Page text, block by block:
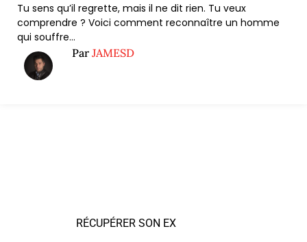
Tu sens qu’il regrette, mais il ne dit rien. Tu veux
comprendre ? Voici comment reconnaître un homme
qui souffre...
ParJAMESD
RÉCUPÉRER SON EX